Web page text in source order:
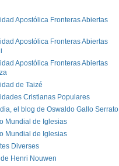
Apostólica Fronteras Abiertas
Apostólica Fronteras Abiertas
Apostólica Fronteras Abiertas
de Taizé
Cristianas Populares
el blog de Oswaldo Gallo Serrato
Mundial de Iglesias
Mundial de Iglesias
Diverses
Henri Nouwen